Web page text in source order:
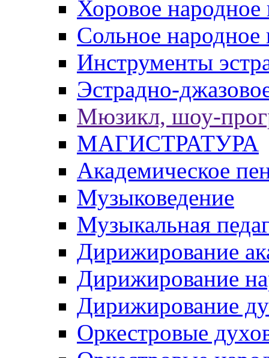
Хоровое народное
Сольное народное
Инструменты
Эстрадно-
Мюзикл, шоу-
МАГИСТРАТУРА
Академическое
Музыковедение
Музыкальная
Дирижирование
Дирижирование
Дирижирование
Оркестровые